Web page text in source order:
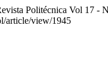
Politécnica Vol 17 -
article/view/1945